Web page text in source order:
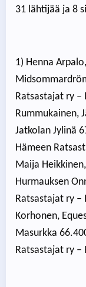
31 lähtijää ja 8
1) Henna
Ratsastajat ry –
Rummukainen,
Jatkolan Jylinä
Hämeen
Maija
Hurmauksen
Ratsastajat ry –
Korhonen,
Masurkka
Ratsastajat ry –